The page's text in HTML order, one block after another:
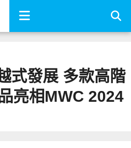
式發展 多款高階
亮相MWC 2024